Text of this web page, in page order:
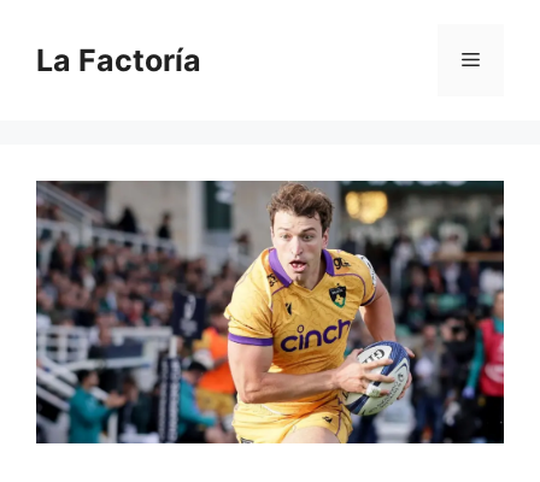
contenido
La Factoría Menú